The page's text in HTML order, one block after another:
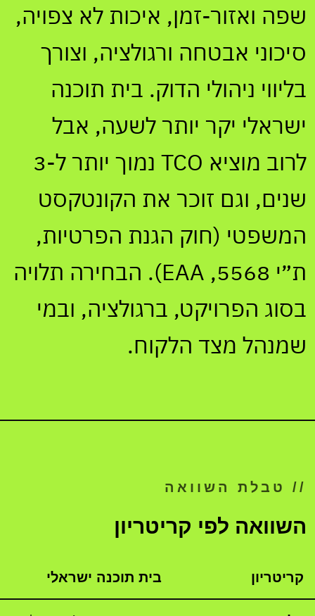
שפה ואזור-זמן, איכות לא צפויה,
סיכוני אבטחה ורגולציה, וצורך
בליווי ניהולי הדוק. בית תוכנה
ישראלי יקר יותר לשעה, אבל
לרוב מוציא TCO נמוך יותר ל-3
שנים, וגם זוכר את הקונטקסט
המשפטי (חוק הגנת הפרטיות,
ת״י 5568, EAA). הבחירה תלויה
בסוג הפרויקט, ברגולציה, ובמי
שמנהל מצד הלקוח.
// טבלת השוואה
השוואה לפי קריטריון
קריטריון בית תוכנה ישראלי